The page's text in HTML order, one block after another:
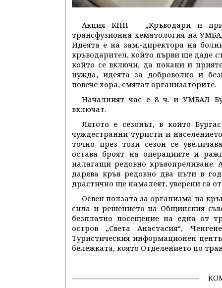
Акция КПП – „Кръводари и
трансфузионна хематология на
Идеята е на зам.-директора на
кръводарител, който първи ще даде
който се включи, да покани и
нужда, идеята за доброволно и
повече хора, смятат организаторите.
Началният час е 8 ч. и УМБАЛ
включат.
Лятото е сезонът, в който
чуждестранни туристи и
точно през този сезон се
остава броят на операциите и
налагащи редовно кръвопреливане.
дарява кръв редовно два пъти в
драстично ще намалеят, уверени са
Освен ползата за организма на
сила и решението на Общинския
безплатно посещение на една от
остров „Света Анастасия“,
Туристическия информационен
бележката, която Отделението по